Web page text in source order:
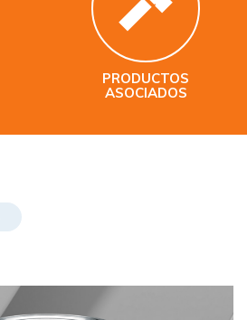
PRODUCTOS
ASOCIADOS